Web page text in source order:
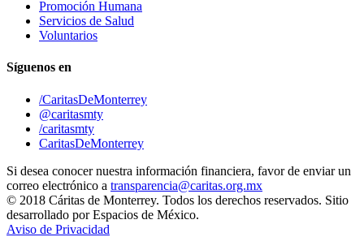
Promoción Humana
Servicios de Salud
Voluntarios
Síguenos en
/CaritasDeMonterrey
@caritasmty
/caritasmty
CaritasDeMonterrey
Si desea conocer nuestra información financiera, favor de enviar un
correo electrónico a transparencia@caritas.org.mx
© 2018 Cáritas de Monterrey. Todos los derechos reservados. Sitio
desarrollado por Espacios de México.
Aviso de Privacidad